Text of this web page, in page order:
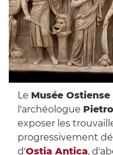
Le Musée Ostiense
l'archéologue
exposer les
progressivement
d'Ostia Antica,